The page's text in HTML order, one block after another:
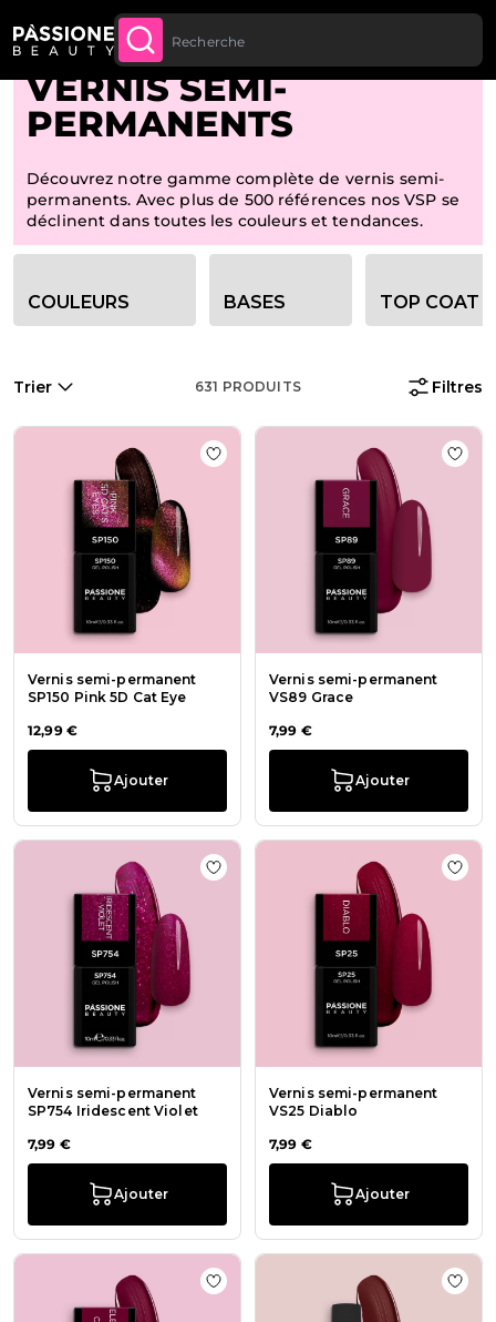
Jusqu’à 20 € de réduction sur votre
première commande
CONTENU
Fil d'Ariane
Home
VERNIS SEMI-
PERMANENTS
Découvrez notre gamme complète de vernis semi-
permanents. Avec plus de 500 références nos VSP se
déclinent dans toutes les couleurs et tendances.
Options de filtre de catégorie
COULEURS BASES TOP COAT
Trier 631 PRODUITS Filtres
Vernis semi-permanent
SP150 Pink 5D Cat Eye
12,99 €
Ajouter
Ajouter à la liste de souhaits Vernis
Vernis semi-permanent
VS89 Grace
7,99 €
Ajouter
Vernis semi-permanent
SP754 Iridescent Violet
7,99 €
Ajouter
Ajouter à la liste de souhaits
Vernis semi-permanent
VS25 Diablo
7,99 €
Ajouter
Ajouter à la liste de souhaits